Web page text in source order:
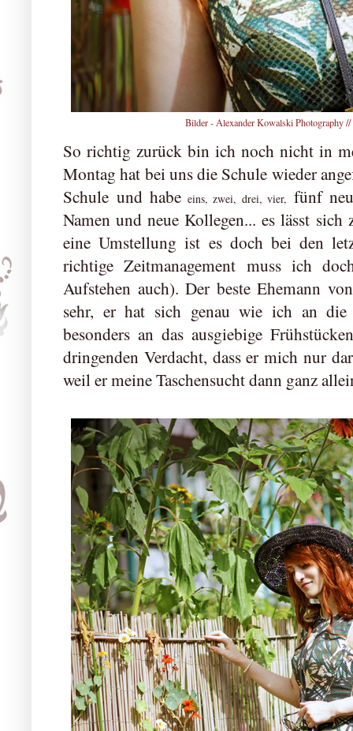
Bilder - Alexander Kowalski Photography//
So richtig zurück bin ich noch nicht in
Montag hat bei uns die Schule wieder
Schule und habe eins, zwei, drei, vier, fünf
Namen und neue Kollegen... es lässt sich
eine Umstellung ist es doch bei den
richtige Zeitmanagement muss ich
Aufstehen auch). Der beste Ehemann
sehr, er hat sich genau wie ich an die
besonders an das ausgiebige
dringenden Verdacht, dass er mich nur
weil er meine Taschensucht dann ganz